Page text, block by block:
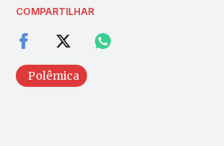
COMPARTILHAR
Polêmica